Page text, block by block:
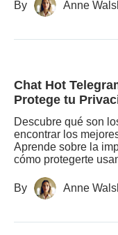
By Anne
Chat Hot
Protege tu
Descubre qué son
encontrar los
Aprende sobre la
cómo protegerte
By Anne